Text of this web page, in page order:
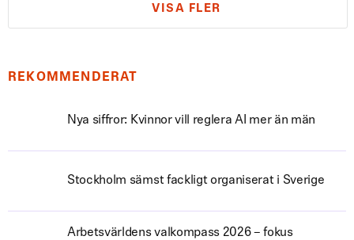
VISA FLER
REKOMMENDERAT
Nya siffror: Kvinnor vill reglera AI mer än män
Stockholm sämst fackligt organiserat i Sverige
Arbetsvärldens valkompass 2026 – fokus